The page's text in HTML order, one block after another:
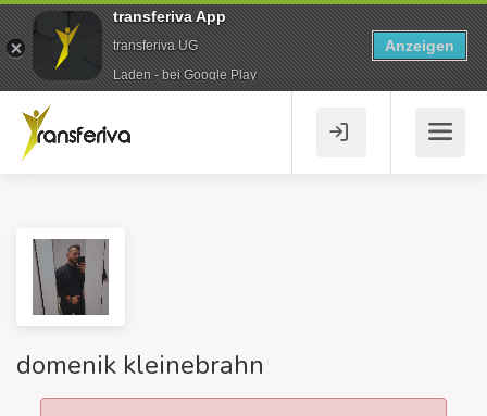
domenik kleinebrahn
transferiva App
transferiva UG
Laden - bei Google Play
Anzeigen